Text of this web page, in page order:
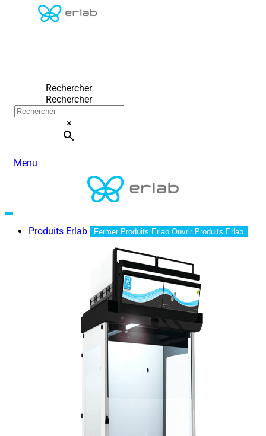
Rechercher
Rechercher
×
Menu
Produits Erlab Fermer Produits Erlab Ouvrir Produits Erlab